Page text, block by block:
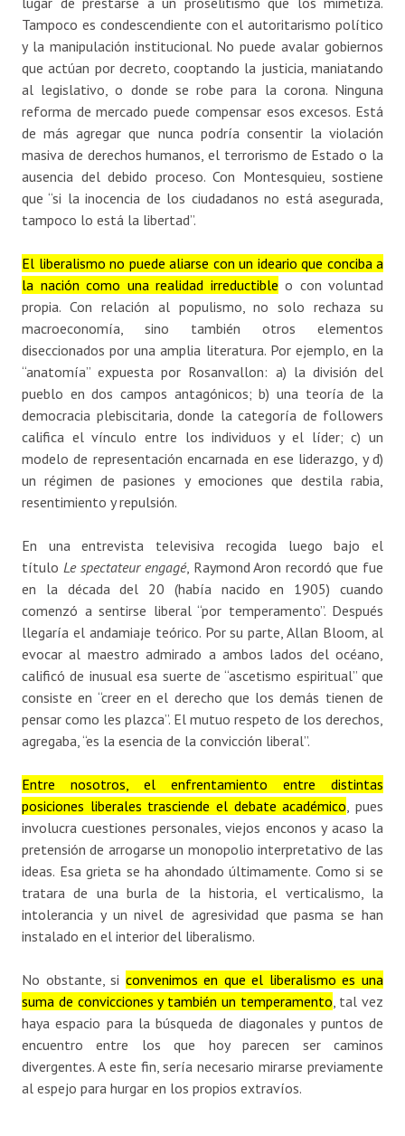
Tampoco es condescendiente con el autoritarismo político
y la manipulación institucional. No puede avalar gobiernos
que actúan por decreto, cooptando la justicia, maniatando
al legislativo, o donde se robe para la corona. Ninguna
reforma de mercado puede compensar esos excesos. Está
de más agregar que nunca podría consentir la violación
masiva de derechos humanos, el terrorismo de Estado o la
ausencia del debido proceso. Con Montesquieu, sostiene
que “si la inocencia de los ciudadanos no está asegurada,
tampoco lo está la libertad”.
El liberalismo no puede aliarse con un ideario que conciba a
la nación como una realidad irreductible o con voluntad
propia. Con relación al populismo, no solo rechaza su
macroeconomía, sino también otros elementos
diseccionados por una amplia literatura. Por ejemplo, en la
“anatomía” expuesta por Rosanvallon: a) la división del
pueblo en dos campos antagónicos; b) una teoría de la
democracia plebiscitaria, donde la categoría de followers
califica el vínculo entre los individuos y el líder; c) un
modelo de representación encarnada en ese liderazgo, y d)
un régimen de pasiones y emociones que destila rabia,
resentimiento y repulsión.
En una entrevista televisiva recogida luego bajo el
título Le spectateur engagé, Raymond Aron recordó que fue
en la década del 20 (había nacido en 1905) cuando
comenzó a sentirse liberal “por temperamento”. Después
llegaría el andamiaje teórico. Por su parte, Allan Bloom, al
evocar al maestro admirado a ambos lados del océano,
calificó de inusual esa suerte de “ascetismo espiritual” que
consiste en “creer en el derecho que los demás tienen de
pensar como les plazca”. El mutuo respeto de los derechos,
agregaba, “es la esencia de la convicción liberal”.
Entre nosotros, el enfrentamiento entre distintas
posiciones liberales trasciende el debate académico , pues
involucra cuestiones personales, viejos enconos y acaso la
pretensión de arrogarse un monopolio interpretativo de las
ideas. Esa grieta se ha ahondado últimamente. Como si se
tratara de una burla de la historia, el verticalismo, la
intolerancia y un nivel de agresividad que pasma se han
instalado en el interior del liberalismo.
No obstante, si convenimos en que el liberalismo es una
suma de convicciones y también un temperamento , tal vez
haya espacio para la búsqueda de diagonales y puntos de
encuentro entre los que hoy parecen ser caminos
divergentes. A este fin, sería necesario mirarse previamente
al espejo para hurgar en los propios extravíos.